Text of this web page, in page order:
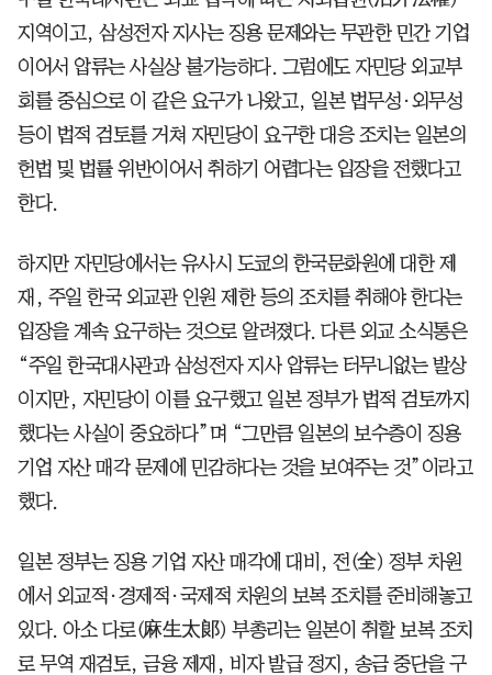
지역이고, 삼성전자 지사는 징용 문제와는 무관한 민간 기업
이어서 압류는 사실상 불가능하다. 그럼에도 자민당 외교부
회를 중심으로 이 같은 요구가 나왔고, 일본 법무성·외무성
등이 법적 검토를 거쳐 자민당이 요구한 대응 조치는 일본의
헌법 및 법률 위반이어서 취하기 어렵다는 입장을 전했다고
한다.
하지만 자민당에서는 유사시 도쿄의 한국문화원에 대한 제
재, 주일 한국 외교관 인원 제한 등의 조치를 취해야 한다는
입장을 계속 요구하는 것으로 알려졌다. 다른 외교 소식통은
“주일 한국대사관과 삼성전자 지사 압류는 터무니없는 발상
이지만, 자민당이 이를 요구했고 일본 정부가 법적 검토까지
했다는 사실이 중요하다”며 “그만큼 일본의 보수층이 징용
기업 자산 매각 문제에 민감하다는 것을 보여주는 것”이라고
했다.
일본 정부는 징용 기업 자산 매각에 대비, 전(全) 정부 차원
에서 외교적·경제적·국제적 차원의 보복 조치를 준비해놓고
있다. 아소 다로(麻生太郞) 부총리는 일본이 취할 보복 조치
로 무역 재검토, 금융 제재, 비자 발급 정지, 송금 중단을 구